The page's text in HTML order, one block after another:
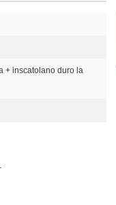
+ inscatolano duro la